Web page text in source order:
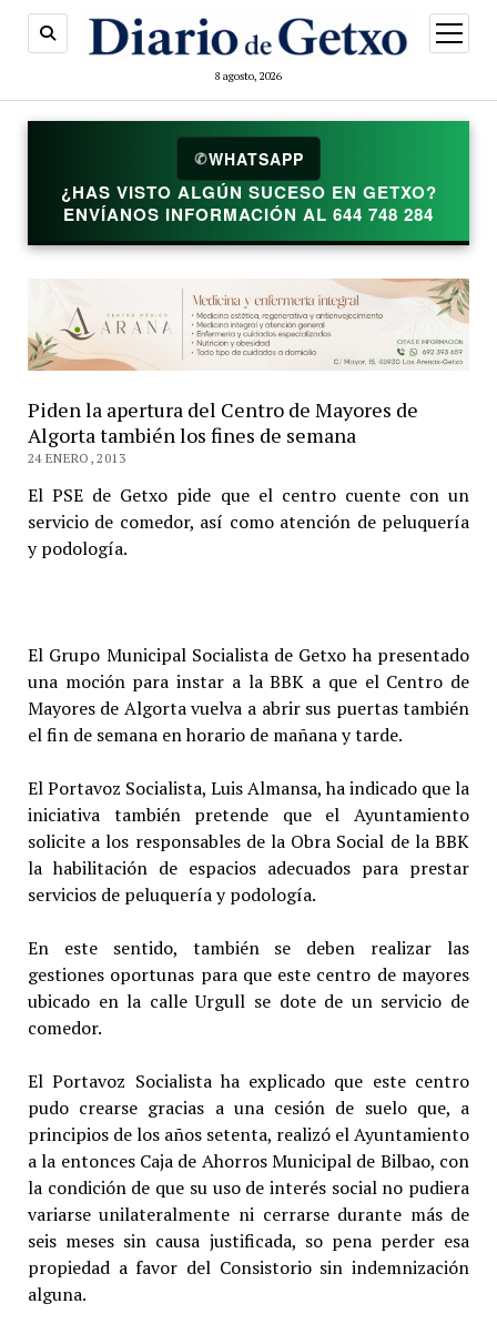
8 agosto, 2026
abrir
menú
✆WHATSAPP
¿HAS VISTO ALGÚN SUCESO EN GETXO?
ENVÍANOS INFORMACIÓN AL 644 748 284
Piden la apertura del Centro de Mayores de
Algorta también los fines de semana
24 ENERO, 2013
El PSE de Getxo pide que el centro cuente con un
servicio de comedor, así como atención de peluquería
y podología.
El Grupo Municipal Socialista de Getxo ha presentado
una moción para instar a la BBK a que el Centro de
Mayores de Algorta vuelva a abrir sus puertas también
el fin de semana en horario de mañana y tarde.
El Portavoz Socialista, Luis Almansa, ha indicado que la
iniciativa también pretende que el Ayuntamiento
solicite a los responsables de la Obra Social de la BBK
la habilitación de espacios adecuados para prestar
servicios de peluquería y podología.
En este sentido, también se deben realizar las
gestiones oportunas para que este centro de mayores
ubicado en la calle Urgull se dote de un servicio de
comedor.
El Portavoz Socialista ha explicado que este centro
pudo crearse gracias a una cesión de suelo que, a
principios de los años setenta, realizó el Ayuntamiento
a la entonces Caja de Ahorros Municipal de Bilbao, con
la condición de que su uso de interés social no pudiera
variarse unilateralmente ni cerrarse durante más de
seis meses sin causa justificada, so pena perder esa
propiedad a favor del Consistorio sin indemnización
alguna.